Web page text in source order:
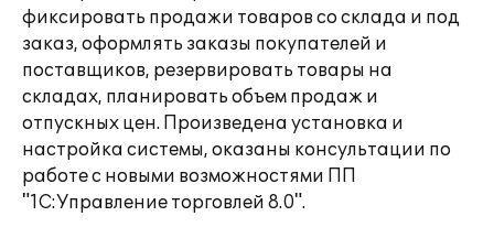
фиксировать продажи товаров со склада и под
заказ, оформлять заказы покупателей и
поставщиков, резервировать товары на
складах, планировать объем продаж и
отпускных цен. Произведена установка и
настройка системы, оказаны консультации по
работе с новыми возможностями ПП
"1С:Управление торговлей 8.0".